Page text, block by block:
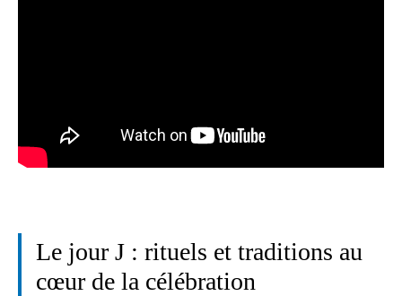
Le jour J : rituels et traditions au
cœur de la célébration